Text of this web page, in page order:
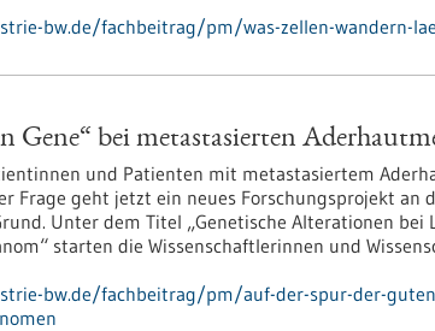
bw.de/fachbeitrag/pm/was-zellen-wandern-
Gene“ bei metastasierten
und Patienten mit metastasiertem
Frage geht jetzt ein neues Forschungsprojekt an
Unter dem Titel „Genetische Alterationen bei
starten die Wissenschaftlerinnen und
bw.de/fachbeitrag/pm/auf-der-spur-der-